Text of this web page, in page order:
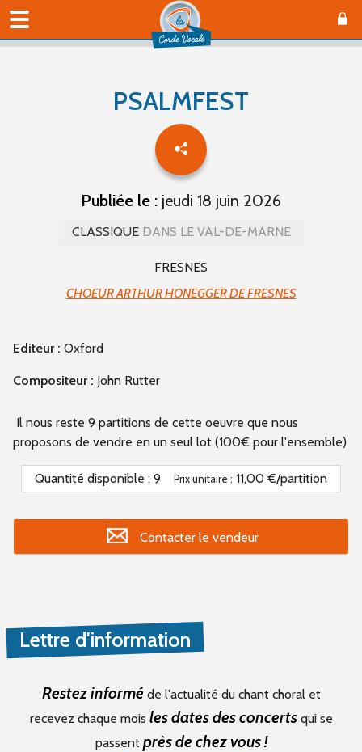
PSALMFEST
Publiée le : jeudi 18 juin 2026
CLASSIQUEDANS LE VAL-DE-MARNE
FRESNES
CHOEUR ARTHUR HONEGGER DE FRESNES
Editeur : Oxford
Compositeur : John Rutter
Il nous reste 9 partitions de cette oeuvre que nous
proposons de vendre en un seul lot (100€ pour l'ensemble)
Quantité disponible : 9 Prix unitaire : 11,00 €/partition
Contacter le vendeur
Lettre d'information
Restez informé de l'actualité du chant choral et
recevez chaque mois les dates des concertsqui se
passent près de chez vous !